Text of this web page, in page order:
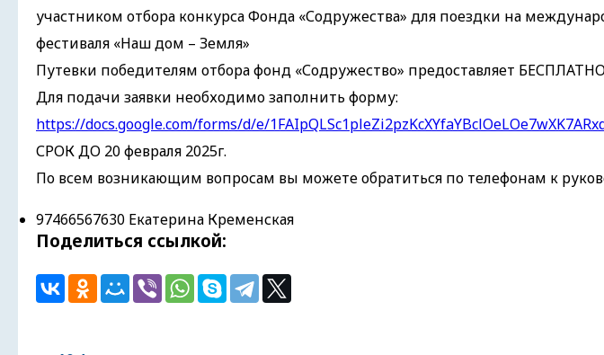
участником отбора конкурса Фонда «Содружества» для поездки на
фестиваля «Наш дом – Земля»
Путевки победителям отбора фонд «Содружество» предоставляет
Для подачи заявки необходимо заполнить форму:
https://docs.google.com/forms/d/e/
СРОК ДО 20 февраля 2025г.
По всем возникающим вопросам вы можете обратиться по телефонам к
97466567630 Екатерина Кременская
Поделиться ссылкой: